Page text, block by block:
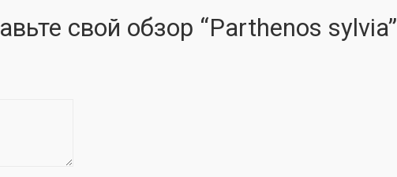
свой обзор “Parthenos sylvia”